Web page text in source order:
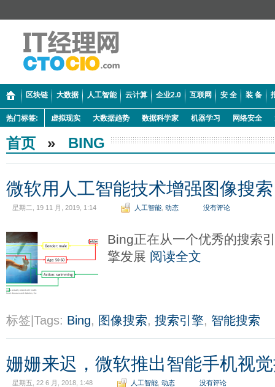
区块链 大数据 人工智能 云计算 企业2.0 互联网 安 全 装 备
热门标签: 虚拟现实 大数据趋势 数据科学家 机器学习 网络安全
首页 » BING
微软用人工智能技术增强图像搜索
星期二, 19 11 月, 2019, 1:14 人工智能 动态 没有评论
Bing正在从一个优秀的搜索
擎发展 阅读全文
标签|Tags: Bing, 图像搜索, 搜索引擎, 智能搜索
姗姗来迟，微软推出智能手机视
星期五, 22 6 月, 2018, 1:48 人工智能 动态 没有评论